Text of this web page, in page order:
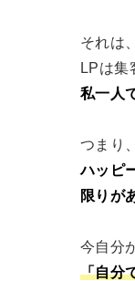
それは
LPは集
私一人
つまり、
ハッピ
限りが
今自分
「自分